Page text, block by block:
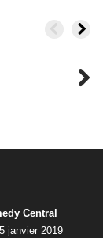
Central
janvier 2019